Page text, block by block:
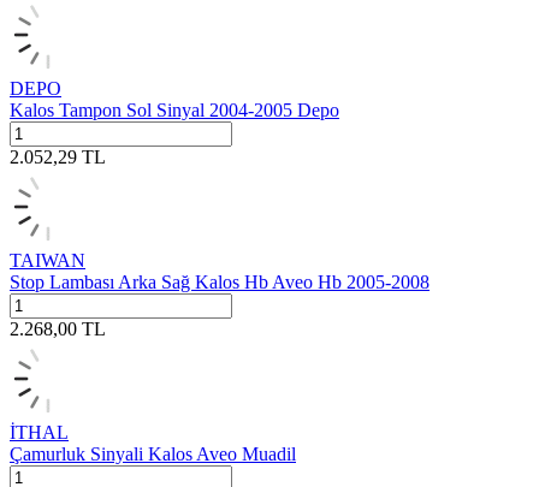
DEPO
Kalos Tampon Sol Sinyal 2004-2005 Depo
2.052,29 TL
TAIWAN
Stop Lambası Arka Sağ Kalos Hb Aveo Hb 2005-2008
2.268,00 TL
İTHAL
Çamurluk Sinyali Kalos Aveo Muadil